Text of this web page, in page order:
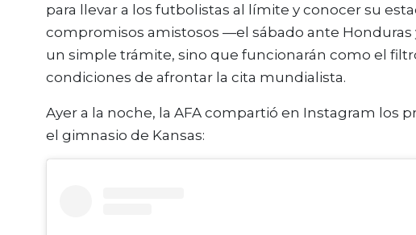
para llevar a los futbolistas al límite y conocer su
compromisos amistosos —el sábado ante
un simple trámite, sino que funcionarán como el
condiciones de afrontar la cita mundialista.
Ayer a la noche, la AFA compartió en Instagram los
el gimnasio de Kansas: